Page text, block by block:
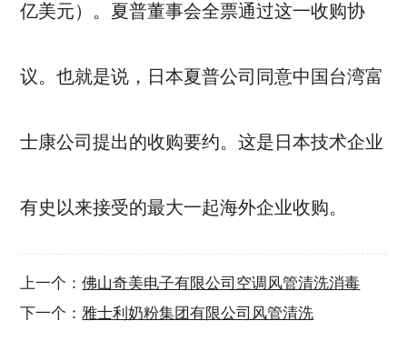
亿美元）。夏普董事会全票通过这一收购协
议。也就是说，日本夏普公司同意中国台湾富
士康公司提出的收购要约。这是日本技术企业
有史以来接受的最大一起海外企业收购。
上一个：佛山奇美电子有限公司空调风管清洗消毒
下一个： 雅士利奶粉集团有限公司风管清洗